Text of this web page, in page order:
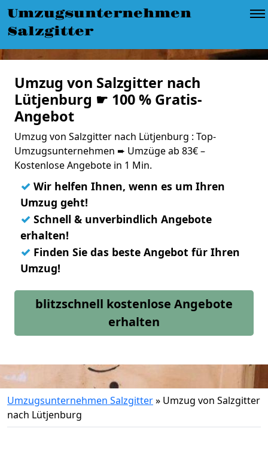
Umzugsunternehmen
Salzgitter
Umzug von Salzgitter nach
Lütjenburg ☛ 100 % Gratis-
Angebot
Umzug von Salzgitter nach Lütjenburg : Top-
Umzugsunternehmen ➨ Umzüge ab 83€ –
Kostenlose Angebote in 1 Min.
✓ Wir helfen Ihnen, wenn es um Ihren
Umzug geht!
✓ Schnell & unverbindlich Angebote
erhalten!
✓ Finden Sie das beste Angebot für Ihren
Umzug!
blitzschnell kostenlose Angebote
erhalten
Umzugsunternehmen Salzgitter» Umzug von Salzgitter
nach Lütjenburg